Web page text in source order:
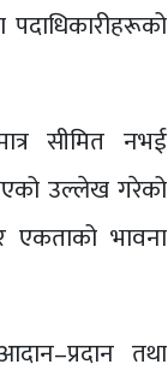
सीमित नभई
उल्लेख गरेको
एकताको भावना
तथा